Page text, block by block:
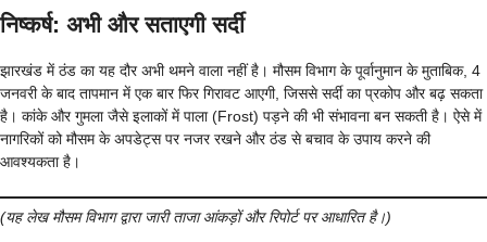
निष्कर्ष: अभी और सताएगी सर्दी
झारखंड में ठंड का यह दौर अभी थमने वाला नहीं है। मौसम विभाग के पूर्वानुमान के मुताबिक, 4
जनवरी के बाद तापमान में एक बार फिर गिरावट आएगी, जिससे सर्दी का प्रकोप और बढ़ सकता
है। कांके और गुमला जैसे इलाकों में पाला (Frost) पड़ने की भी संभावना बन सकती है। ऐसे में
नागरिकों को मौसम के अपडेट्स पर नजर रखने और ठंड से बचाव के उपाय करने की
आवश्यकता है।
(यह लेख मौसम विभाग द्वारा जारी ताजा आंकड़ों और रिपोर्ट पर आधारित है।)